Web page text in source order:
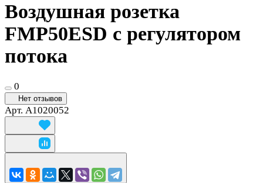
Воздушная розетка
FMP50ESD с регулятором
потока
0
Нет отзывов
Арт. A1020052